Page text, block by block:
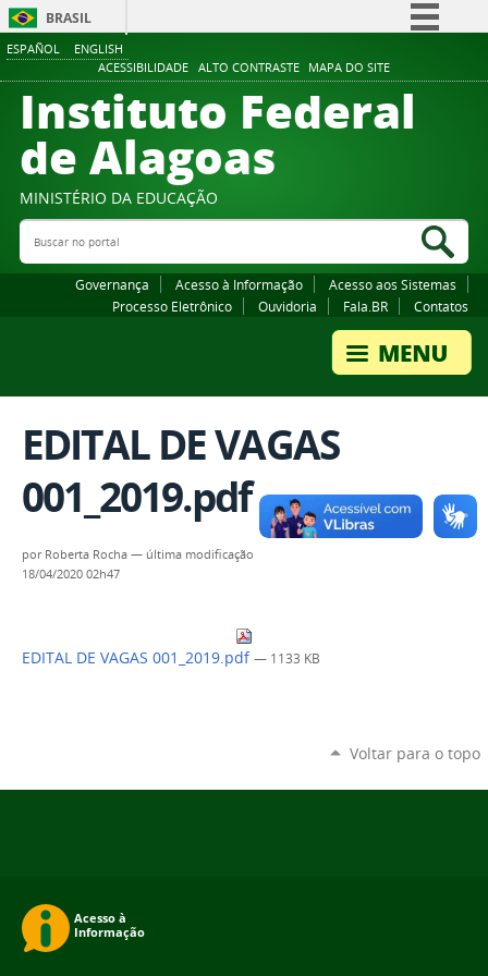
ESPAÑOL ENGLISH
ACESSIBILIDADE ALTO CONTRASTE MAPA DO SITE
BRASIL
Comunica BR
Participe
Canais
Instituto Federal
de Alagoas
MINISTÉRIO DA EDUCAÇÃO
Buscar no portal
Governança Acesso à Informação
Acesso aos Sistemas
Processo Eletrônico
Ouvidoria Fala.BR Contatos
EDITAL DE VAGAS
001_2019.pdf
por Roberta Rocha — última modificação
18/04/2020 02h47
EDITAL DE VAGAS 001_2019.pdf — 1133 KB
Voltar para o topo